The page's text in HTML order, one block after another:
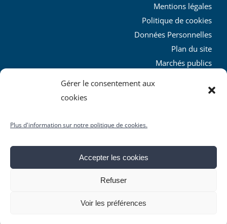
Gérer le consentement aux
cookies
Plus d'information sur notre politique de cookies.
Accepter les cookies
Refuser
Voir les préférences
Mentions légales
Politique de cookies
Données Personnelles
Plan du site
Marchés publics
L’agglo recrute
réservés
Facebook
X YouTubeInstagram